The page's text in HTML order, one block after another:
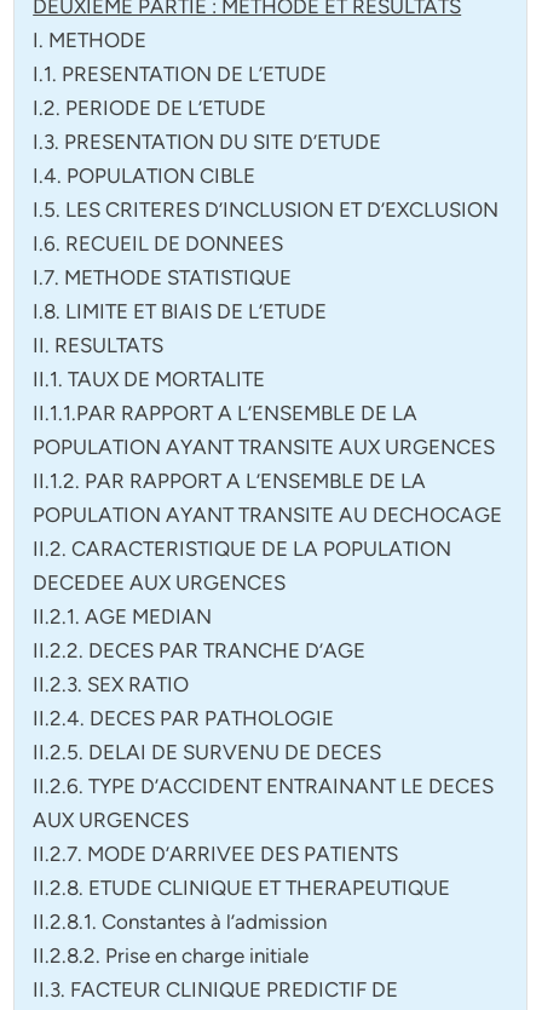
DEUXIEME PARTIE : METHODE ET RESULTATS
I. METHODE
I.1. PRESENTATION DE L’ETUDE
I.2. PERIODE DE L’ETUDE
I.3. PRESENTATION DU SITE D’ETUDE
I.4. POPULATION CIBLE
I.5. LES CRITERES D’INCLUSION ET D’EXCLUSION
I.6. RECUEIL DE DONNEES
I.7. METHODE STATISTIQUE
I.8. LIMITE ET BIAIS DE L’ETUDE
II. RESULTATS
II.1. TAUX DE MORTALITE
II.1.1.PAR RAPPORT A L’ENSEMBLE DE LA
POPULATION AYANT TRANSITE AUX URGENCES
II.1.2. PAR RAPPORT A L’ENSEMBLE DE LA
POPULATION AYANT TRANSITE AU DECHOCAGE
II.2. CARACTERISTIQUE DE LA POPULATION
DECEDEE AUX URGENCES
II.2.1. AGE MEDIAN
II.2.2. DECES PAR TRANCHE D’AGE
II.2.3. SEX RATIO
II.2.4. DECES PAR PATHOLOGIE
II.2.5. DELAI DE SURVENU DE DECES
II.2.6. TYPE D’ACCIDENT ENTRAINANT LE DECES
AUX URGENCES
II.2.7. MODE D’ARRIVEE DES PATIENTS
II.2.8. ETUDE CLINIQUE ET THERAPEUTIQUE
II.2.8.1. Constantes à l’admission
II.2.8.2. Prise en charge initiale
II.3. FACTEUR CLINIQUE PREDICTIF DE